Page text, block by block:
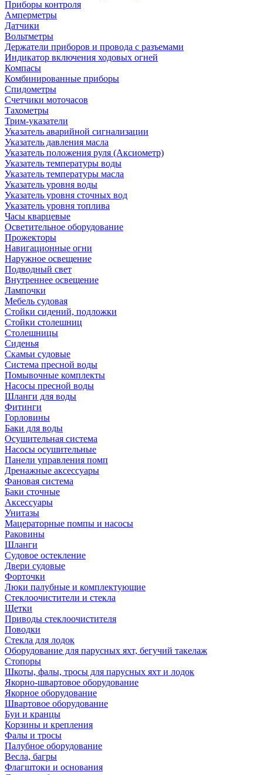
Приборы контроля
Амперметры
Датчики
Вольтметры
Держатели приборов и провода с разъемами
Индикатор включения ходовых огней
Компасы
Комбинированные приборы
Спидометры
Счетчики моточасов
Тахометры
Трим-указатели
Указатель аварийной сигнализации
Указатель давления масла
Указатель положения руля (Аксиометр)
Указатель температуры воды
Указатель температуры масла
Указатель уровня воды
Указатель уровня сточных вод
Указатель уровня топлива
Часы кварцевые
Осветительное оборудование
Прожекторы
Навигационные огни
Наружное освещение
Подводный свет
Внутреннее освещение
Лампочки
Мебель судовая
Стойки сидений, подложки
Стойки столешниц
Столешницы
Сиденья
Скамьи судовые
Система пресной воды
Помывочные комплекты
Насосы пресной воды
Шланги для воды
Фитинги
Горловины
Баки для воды
Осушительная система
Насосы осушительные
Панели управления помп
Дренажные аксессуары
Фановая система
Баки сточные
Аксессуары
Унитазы
Мацераторные помпы и насосы
Раковины
Шланги
Судовое остекление
Двери судовые
Форточки
Люки палубные и комплектующие
Стеклоочистители и стекла
Щетки
Приводы стеклоочистителя
Поводки
Стекла для лодок
Оборудование для парусных яхт, бегучий такелаж
Стопоры
Шкоты, фалы, тросы для парусных яхт и лодок
Якорно-швартовое оборудование
Якорное оборудование
Швартовое оборудование
Буи и кранцы
Корзины и крепления
Фалы и тросы
Палубное оборудование
Весла, багры
Флагштоки и основания